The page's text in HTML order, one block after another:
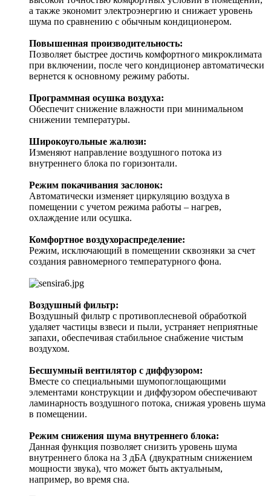
а также экономит электроэнергию и снижает уровень
шума по сравнению с обычным кондиционером.
Повышенная производительность:
Позволяет быстрее достичь комфортного микроклимата
при включении, после чего кондиционер автоматически
вернется к основному режиму работы.
Программная осушка воздуха:
Обеспечит снижение влажности при минимальном
снижении температуры.
Широкоугольные жалюзи:
Изменяют направление воздушного потока из
внутреннего блока по горизонтали.
Режим покачивания заслонок:
Автоматически изменяет циркуляцию воздуха в
помещении с учетом режима работы – нагрев,
охлаждение или осушка.
Комфортное воздухораспределение:
Режим, исключающий в помещении сквозняки за счет
создания равномерного температурного фона.
Воздушный фильтр:
Воздушный фильтр с противоплесневой обработкой
удаляет частицы взвеси и пыли, устраняет неприятные
запахи, обеспечивая стабильное снабжение чистым
воздухом.
Бесшумный вентилятор с диффузором:
Вместе со специальными шумопоглощающими
элементами конструкции и диффузором обеспечивают
ламинарность воздушного потока, снижая уровень шума
в помещении.
Режим снижения шума внутреннего блока:
Данная функция позволяет снизить уровень шума
внутреннего блока на 3 дБА (двукратным снижением
мощности звука), что может быть актуальным,
например, во время сна.